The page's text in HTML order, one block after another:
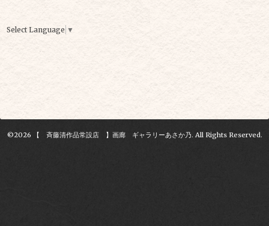
Select Language ▼
©2026 【 斉藤清作品常設店 】画廊 ギャラリーあさか乃. All Rights Reserved.